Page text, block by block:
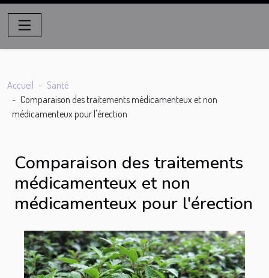
Accueil
Santé
Comparaison des traitements médicamenteux et non
médicamenteux pour l'érection
Comparaison des traitements
médicamenteux et non
médicamenteux pour l'érection